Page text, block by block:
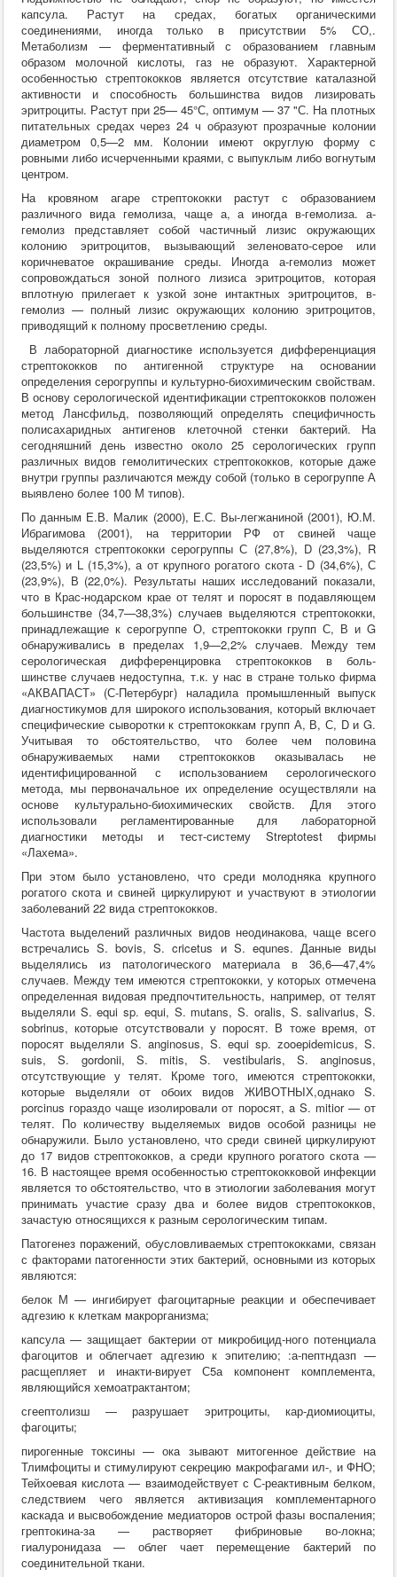
Хирургия
ВСЭ
Лекарственные препараты
Токсикология
Зоогигиена
Патанатомия
Интересное
Кормление
капсула. Растут на средах, богатых органическими
соединениями, иногда только в присутствии 5% СО,.
Метаболизм — ферментативный с образованием главным
образом молочной кислоты, газ не образуют. Характерной
особенностью стрептококков является отсутствие каталазной
активности и способность большинства видов лизировать
эритроциты. Растут при 25— 45°С, оптимум — 37 "С. На плотных
питательных средах через 24 ч образуют прозрачные колонии
диаметром 0,5—2 мм. Колонии имеют округлую форму с
ровными либо исчерченными краями, с выпуклым либо вогнутым
центром.
На кровяном агаре стрептококки растут с образованием
различного вида гемолиза, чаще а, а иногда в-гемолиза. а-
гемолиз представляет собой частичный лизис окружающих
колонию эритроцитов, вызывающий зеленовато-серое или
коричневатое окрашивание среды. Иногда а-гемолиз может
сопровождаться зоной полного лизиса эритроцитов, которая
вплотную прилегает к узкой зоне интактных эритроцитов, в-
гемолиз — полный лизис окружающих колонию эритроцитов,
приводящий к полному просветлению среды.
В лабораторной диагностике используется дифференциация
стрептококков по антигенной структуре на основании
определения серогруппы и культурно-биохимическим свойствам.
В основу серологической идентификации стрептококков положен
метод Лансфильд, позволяющий определять специфичность
полисахаридных антигенов клеточной стенки бактерий. На
сегодняшний день известно около 25 серологических групп
различных видов гемолитических стрептококков, которые даже
внутри группы различаются между собой (только в серогруппе А
выявлено более 100 М типов).
По данным Е.В. Малик (2000), Е.С. Вы-легжаниной (2001), Ю.М.
Ибрагимова (2001), на территории РФ от свиней чаще
выделяются стрептококки серогруппы С (27,8%), D (23,3%), R
(23,5%) и L (15,3%), а от крупного рогатого скота - D (34,6%), С
(23,9%), В (22,0%). Результаты наших исследований показали,
что в Крас-нодарском крае от телят и поросят в подавляющем
большинстве (34,7—38,3%) случаев выделяются стрептококки,
принадлежащие к серогруппе О, стрептококки групп С, В и G
обнаруживались в пределах 1,9—2,2% случаев. Между тем
серологическая дифференцировка стрептококков в боль-
шинстве случаев недоступна, т.к. у нас в стране только фирма
«АКВАПАСТ» (С-Петербург) наладила промышленный выпуск
диагностикумов для широкого использования, который включает
специфические сыворотки к стрептококкам групп А, В, С, D и G.
Учитывая то обстоятельство, что более чем половина
обнаруживаемых нами стрептококков оказывалась не
идентифицированной с использованием серологического
метода, мы первоначальное их определение осуществляли на
основе культурально-биохимических свойств. Для этого
использовали регламентированные для лабораторной
диагностики методы и тест-систему Streptotest фирмы
«Лахема».
При этом было установлено, что среди молодняка крупного
рогатого скота и свиней циркулируют и участвуют в этиологии
заболеваний 22 вида стрептококков.
Частота выделений различных видов неодинакова, чаще всего
встречались S. bovis, S. cricetus и S. equnes. Данные виды
выделялись из патологического материала в 36,6—47,4%
случаев. Между тем имеются стрептококки, у которых отмечена
определенная видовая предпочтительность, например, от телят
выделяли S. equi sp. equi, S. mutans, S. oralis, S. salivarius, S.
sobrinus, которые отсутствовали у поросят. В тоже время, от
поросят выделяли S. anginosus, S. equi sp. zooepidemicus, S.
suis, S. gordonii, S. mitis, S. vestibularis, S. anginosus,
отсутствующие у телят. Кроме того, имеются стрептококки,
которые выделяли от обоих видов ЖИВОТНЫХ,однако S.
porcinus гораздо чаще изолировали от поросят, a S. mitior — от
телят. По количеству выделяемых видов особой разницы не
обнаружили. Было установлено, что среди свиней циркулируют
до 17 видов стрептококков, а среди крупного рогатого скота —
16. В настоящее время особенностью стрептококковой инфекции
является то обстоятельство, что в этиологии заболевания могут
принимать участие сразу два и более видов стрептококков,
зачастую относящихся к разным серологическим типам.
Патогенез поражений, обусловливаемых стрептококками, связан
с факторами патогенности этих бактерий, основными из которых
являются:
белок М — ингибирует фагоцитарные реакции и обеспечивает
адгезию к клеткам макрорганизма;
капсула — защищает бактерии от микробицид-ного потенциала
фагоцитов и облегчает адгезию к эпителию; :а-пептндазп —
расщепляет и инакти-вирует С5а компонент комплемента,
являющийся хемоатрактантом;
сгеептолизш — разрушает эритроциты, кар-диомиоциты,
фагоциты;
пирогенные токсины — ока зывают митогенное действие на
Тлимфоциты и стимулируют секрецию макрофагами ил-, и ФНО;
Тейхоевая кислота — взаимодействует с С-реактивным белком,
следствием чего является активизация комплементарного
каскада и высвобождение медиаторов острой фазы воспаления;
грептокина-за — растворяет фибриновые во-локна;
гиалуронидаза — облег чает перемещение бактерий по
соединительной ткани.